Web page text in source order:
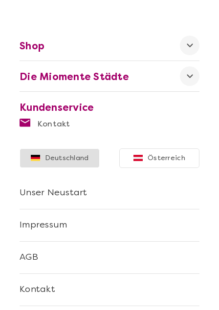
Kundenservice
Kontakt
Die Miomente Städte
Shop
Kontakt
AGB
Impressum
Unser Neustart
Deutschland Österreich